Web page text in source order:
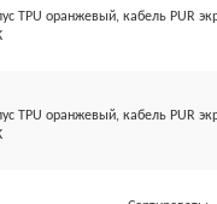
TPU оранжевый, кабель PUR
TPU оранжевый, кабель PUR